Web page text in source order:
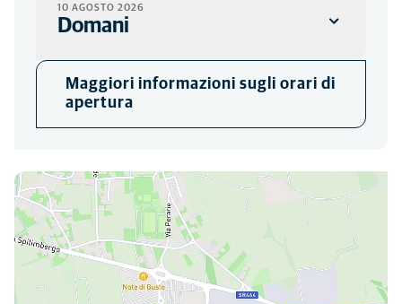
10 AGOSTO 2026
Domani
09:00-18:30
TELEFONO
07:00-23:00
Per emergenze chiamare 3355665523
Maggiori informazioni sugli orari di
apertura
Ci puoi trovare qui